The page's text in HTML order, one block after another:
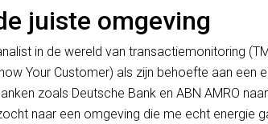
juiste omgeving
in de wereld van transactiemonitoring
Your Customer) als zijn behoefte aan een
zoals Deutsche Bank en ABN AMRO
naar een omgeving die me echt energie